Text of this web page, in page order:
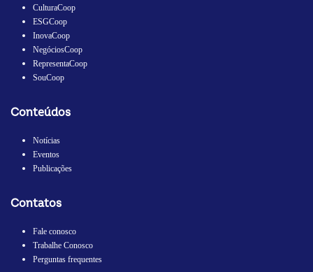
CulturaCoop
ESGCoop
InovaCoop
NegóciosCoop
RepresentaCoop
SouCoop
Conteúdos
Notícias
Eventos
Publicações
Contatos
Fale conosco
Trabalhe Conosco
Perguntas frequentes